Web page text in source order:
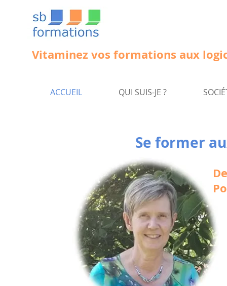
Vitaminez vos formations aux
ACCUEIL QUI SUIS-JE ?
Se former